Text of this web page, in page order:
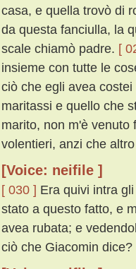
casa, e quella trovò di
da questa fanciulla, la
scale chiamò padre. [
insieme con tutte le
ciò che egli avea
maritassi e quello che
marito, non m'è venuto
volentieri, anzi che
[Voice: neifile ]
[ 030 ] Era quivi intra
stato a questo fatto, e
avea rubata; e
ciò che Giacomin dice?